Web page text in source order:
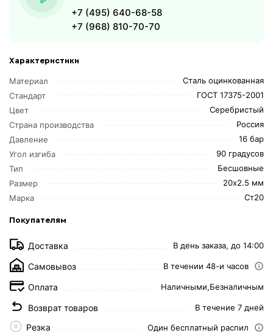
Характеристики
Материал
Сталь оцинкованная
Стандарт
ГОСТ 17375-2001
Цвет
Серебристый
Страна производства
Россия
Давление
16 бар
Угол изгиба
90 градусов
Тип
Бесшовные
Размер
20х2.5 мм
Марка
Ст20
Покупателям
Доставка В день заказа, до 14:00
Самовывоз В течении 48-и часов
Оплата Наличными,Безналичным
Возврат товаров В течение 7 дней
Резка Один бесплатный распил
+7 (495) 640-68-58
+7 (968) 810-70-70